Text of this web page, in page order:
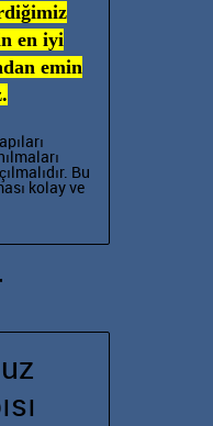
en iyi
emin
Bu
kolay ve